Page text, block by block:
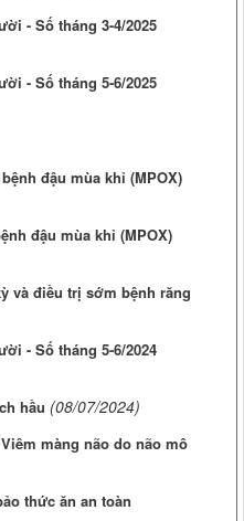
- Số tháng 3-4/2025
- Số tháng 5-6/2025
đậu mùa khỉ (MPOX)
đậu mùa khỉ (MPOX)
và điều trị sớm bệnh răng
- Số tháng 5-6/2024
hầu (08/07/2024)
màng não do não mô
thức ăn an toàn